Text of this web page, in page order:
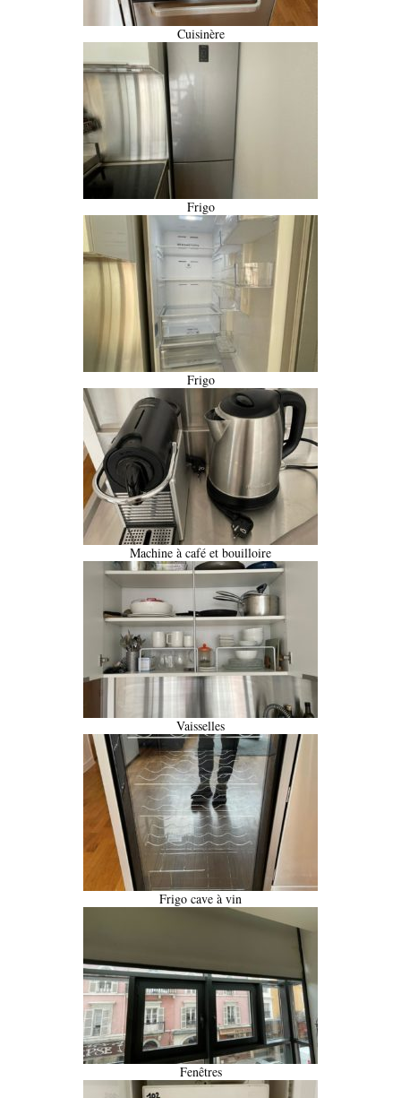
Cuisinère
Frigo
Frigo
Machine à café et bouilloire
Vaisselles
Frigo cave à vin
Fenêtres